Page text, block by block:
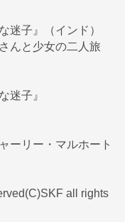
迷子』（インド）
んと少女の二人旅
迷子』
ーリー・マルホート
all rights